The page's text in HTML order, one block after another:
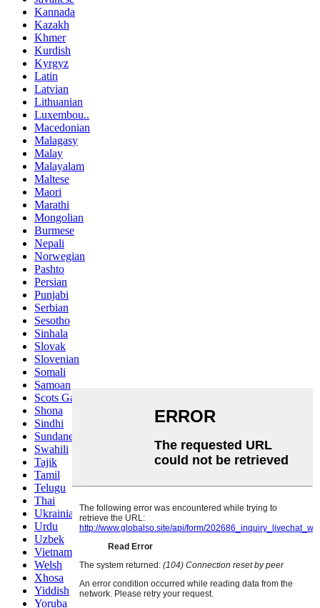
Kannada
Kazakh
Khmer
Kurdish
Kyrgyz
Latin
Latvian
Lithuanian
Luxembou..
Macedonian
Malagasy
Malay
Malayalam
Maltese
Maori
Marathi
Mongolian
Burmese
Nepali
Norwegian
Pashto
Persian
Punjabi
Serbian
Sesotho
Sinhala
Slovak
Slovenian
Somali
Samoan
Scots Gaelic
Shona
Sindhi
Sundanese
Swahili
Tajik
Tamil
Telugu
Thai
Ukrainian
Urdu
Uzbek
Vietnamese
Welsh
Xhosa
Yiddish
Yoruba